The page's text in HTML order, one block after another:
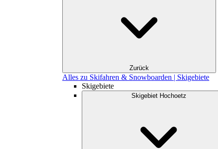
Zurück
Alles zu Skifahren & Snowboarden | Skigebiete
Skigebiete
Skigebiet Hochoetz